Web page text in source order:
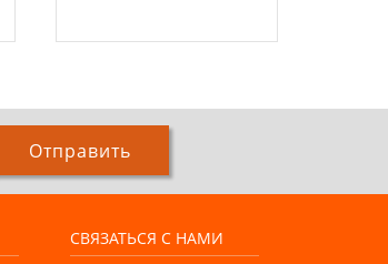
Отправить
СВЯЗАТЬСЯ С НАМИ